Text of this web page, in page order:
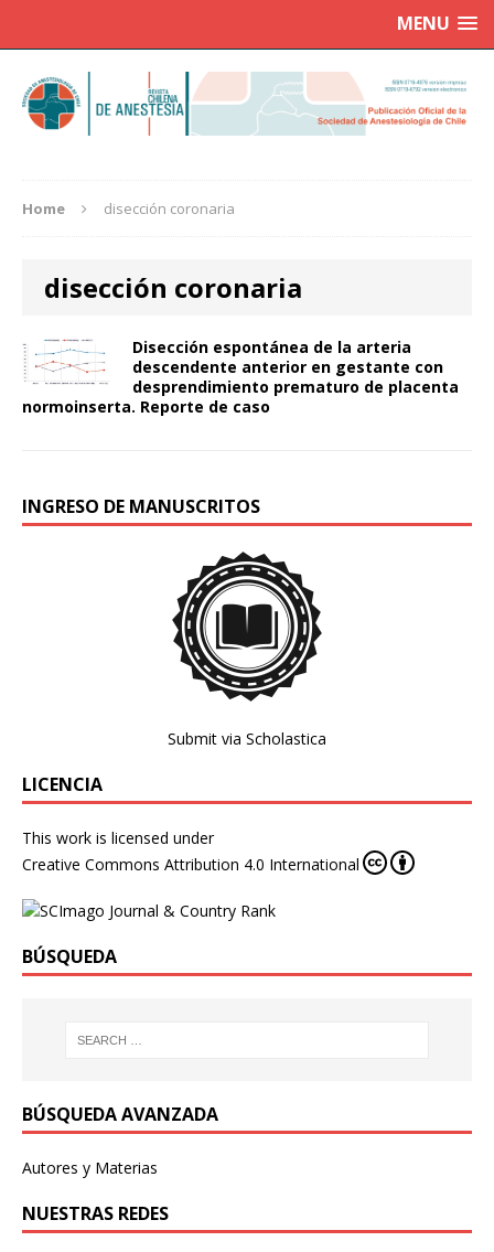
MENU
Home disección coronaria
disección coronaria
Disección espontánea de la arteria
descendente anterior en gestante con
desprendimiento prematuro de placenta
normoinserta. Reporte de caso
INGRESO DE MANUSCRITOS
Submit via Scholastica
LICENCIA
This work is licensed under
Creative Commons Attribution 4.0 International
BÚSQUEDA
BÚSQUEDA AVANZADA
Autores y Materias
NUESTRAS REDES